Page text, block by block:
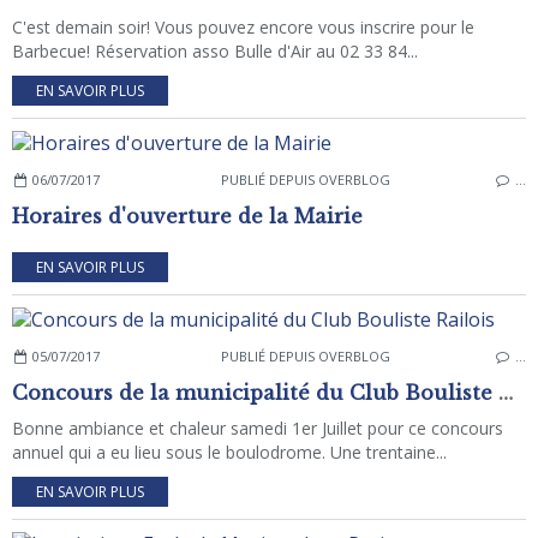
C'est demain soir! Vous pouvez encore vous inscrire pour le
Barbecue! Réservation asso Bulle d'Air au 02 33 84...
EN SAVOIR PLUS
06/07/2017 PUBLIÉ DEPUIS OVERBLOG …
Horaires d'ouverture de la Mairie
EN SAVOIR PLUS
05/07/2017 PUBLIÉ DEPUIS OVERBLOG …
Concours de la municipalité du Club Bouliste Railois
Bonne ambiance et chaleur samedi 1er Juillet pour ce concours
annuel qui a eu lieu sous le boulodrome. Une trentaine...
EN SAVOIR PLUS